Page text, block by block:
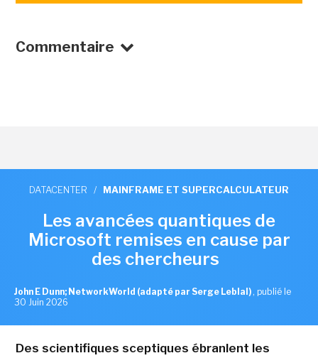
Commentaire
DATACENTER / MAINFRAME ET SUPERCALCULATEUR
Les avancées quantiques de
Microsoft remises en cause par
des chercheurs
John E Dunn; NetworkWorld (adapté par Serge Leblal) , publié le
30 Juin 2026
Des scientifiques sceptiques ébranlent les